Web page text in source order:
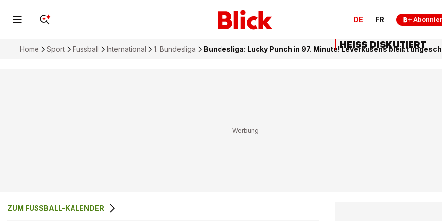
DE FR
Home Sport Fussball International 1. Bundesliga Bundesliga: Lucky Punch in 97. Minute! Leverkusens bleibt
ZUM FUSSBALL-KALENDER
HEISS DISKUTIERT